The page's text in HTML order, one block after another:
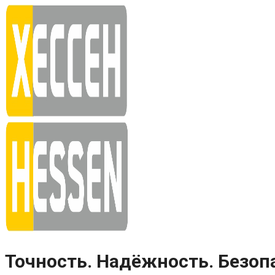
Skip
to
content
Точность. Надёжность.